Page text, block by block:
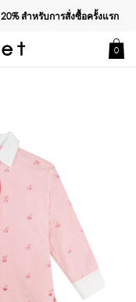
20%สำหรับการสั่งซื้อครั้งแรก
0